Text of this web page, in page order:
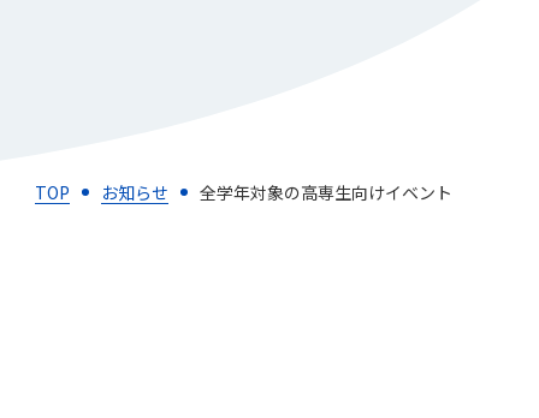
TOP お知らせ 全学年対象の高専生向けイベント